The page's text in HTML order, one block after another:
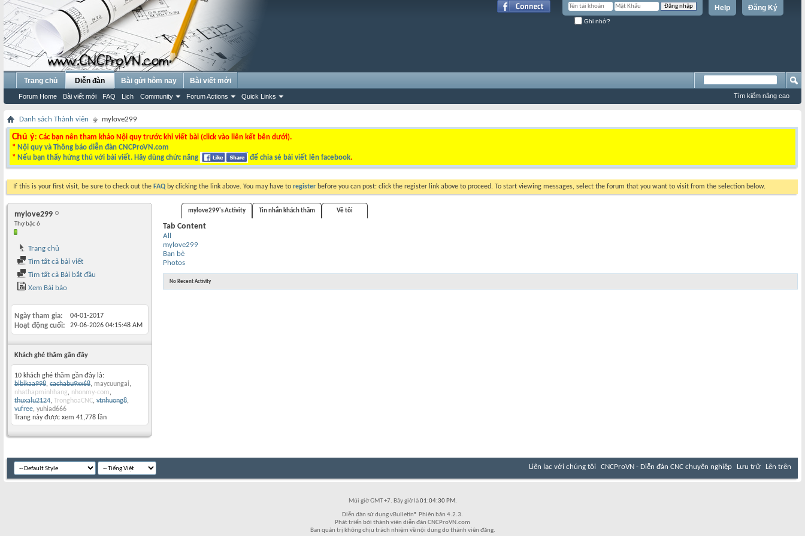
Đăng Ký
Help
Ghi nhớ?
Trang chủ Diễn đàn
Forum Home Bài viết mới FAQ Lịch Community Forum Actions Quick Links
Bài gửi hôm nay Bài viết mới
Tìm kiếm nâng cao
Danh sách Thành viên mylove299
Chú ý: Các bạn nên tham khảo Nội quy trước khi viết bài (click vào liên kết bên dưới).
* Nội quy và Thông báo diễn đàn CNCProVN.com
* Nếu bạn thấy hứng thú với bài viết. Hãy dùng chức năng để chia sẻ bài viết lên facebook.
If this is your first visit, be sure to check out the FAQ by clicking the link above. You may have to register before you can post: click the register link above to proceed. To start viewing messages, select the forum that you want to visit from the selection below.
mylove299
Thợ bậc 6
Trang chủ
Tìm tất cả bài viết
Tìm tất cả Bài bắt đầu
Xem Bài báo
Ngày tham gia 04-01-2017
Hoạt động cuối 29-06-2026 04:15:48 AM
Khách ghé thăm gần đây
10 khách ghé thăm gần đây là:
bibikaa998, cachabu9xx68, maycuungai,
nhathapminhhang, nhonmy-com,
thuxalu2124, TronghoaCNC, vtnhuong8,
vufree, yuhiad666
Trang này được xem 41,778 lần
mylove299's Activity Tin nhắn khách thăm Về tôi
Tab Content
All
mylove299
Bạn bè
Photos
No Recent Activity
Liên lạc với chúng tôi CNCProVN - Diễn đàn CNC chuyên nghiệp Lưu trữ Lên trên
Múi giờ GMT +7. Bây giờ là01:04:30 PM.
Diễn đàn sử dụng vBulletin® Phiên bản 4.2.3.
Phát triển bởi thành viên diễn đàn CNCProVN.com
Ban quản trị không chịu trách nhiệm về nội dung do thành viên đăng.